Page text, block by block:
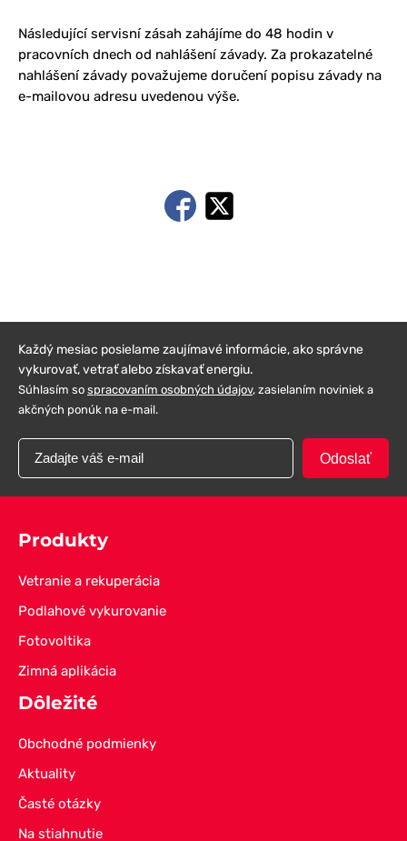
Následující servisní zásah zahájíme do 48 hodin v
pracovních dnech od nahlášení závady. Za prokazatelné
nahlášení závady považujeme doručení popisu závady na
e-mailovou adresu uvedenou výše.
Každý mesiac posielame zaujímavé informácie, ako správne
vykurovať, vetrať alebo získavať energiu.
Súhlasím so spracovaním osobných údajov, zasielaním noviniek a
akčných ponúk na e-mail.
Odoslať
Produkty
Vetranie a rekuperácia
Podlahové vykurovanie
Fotovoltika
Zimná aplikácia
Dôležité
Obchodné podmienky
Aktuality
Časté otázky
Na stiahnutie